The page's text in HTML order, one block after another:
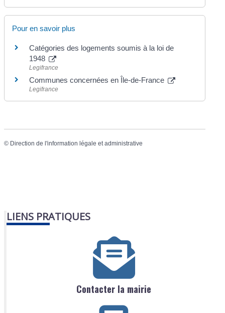
Pour en savoir plus
Catégories des logements soumis à la loi de
1948
Legifrance
Communes concernées en Île-de-France
Legifrance
© Direction de l'information légale et administrative
LIENS PRATIQUES
Contacter la mairie